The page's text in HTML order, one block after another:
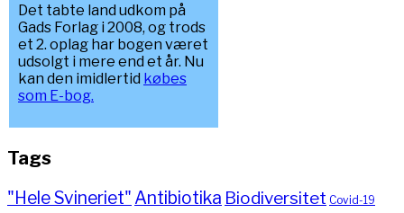
Det tabte land udkom på
Gads Forlag i 2008, og trods
et 2. oplag har bogen været
udsolgt i mere end et år. Nu
kan den imidlertid købes
som E-bog.
Tags
"Hele Svineriet" Antibiotika Biodiversitet Covid-19